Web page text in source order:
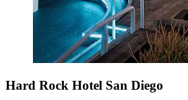
Hard Rock Hotel San Diego